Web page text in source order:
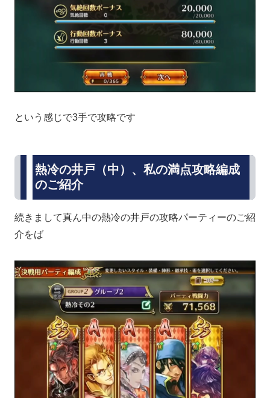
という感じで3手で攻略です
熱冷の井戸（中）、私の満点攻略編成
のご紹介
続きまして真ん中の熱冷の井戸の攻略パーティーのご紹
介をば